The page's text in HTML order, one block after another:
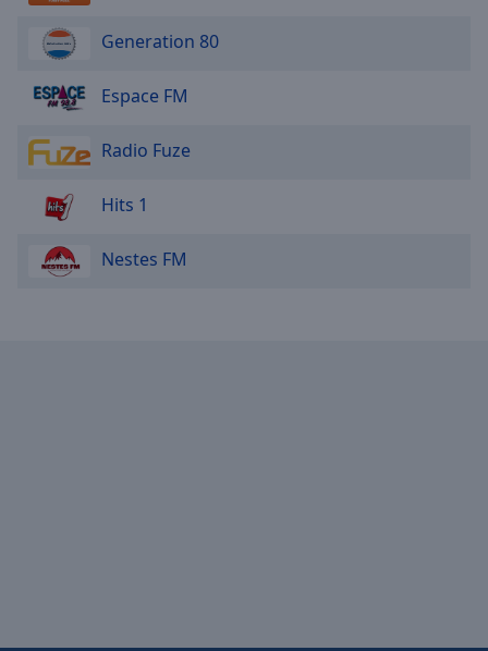
Edge
Style
Family
Generation 80
Espace FM
Radio Fuze
Hits 1
Nestes FM